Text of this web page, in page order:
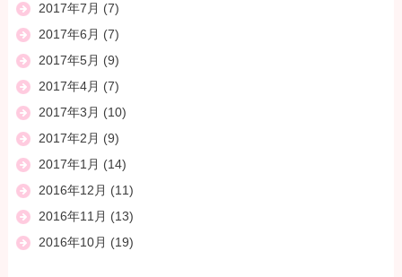
2017年7月 (7)
2017年6月 (7)
2017年5月 (9)
2017年4月 (7)
2017年3月 (10)
2017年2月 (9)
2017年1月 (14)
2016年12月 (11)
2016年11月 (13)
2016年10月 (19)